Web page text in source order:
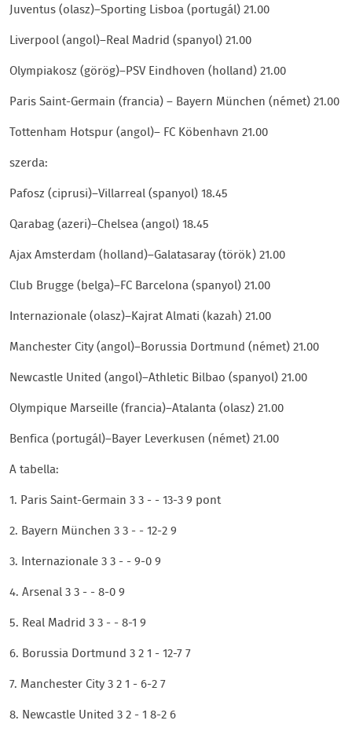
Juventus (olasz)–Sporting Lisboa (portugál) 21.00
Liverpool (angol)–Real Madrid (spanyol) 21.00
Olympiakosz (görög)–PSV Eindhoven (holland) 21.00
Paris Saint-Germain (francia) – Bayern München (német) 21.00
Tottenham Hotspur (angol)– FC Köbenhavn 21.00
szerda:
Pafosz (ciprusi)–Villarreal (spanyol) 18.45
Qarabag (azeri)–Chelsea (angol) 18.45
Ajax Amsterdam (holland)–Galatasaray (török) 21.00
Club Brugge (belga)–FC Barcelona (spanyol) 21.00
Internazionale (olasz)–Kajrat Almati (kazah) 21.00
Manchester City (angol)–Borussia Dortmund (német) 21.00
Newcastle United (angol)–Athletic Bilbao (spanyol) 21.00
Olympique Marseille (francia)–Atalanta (olasz) 21.00
Benfica (portugál)–Bayer Leverkusen (német) 21.00
A tabella:
1. Paris Saint-Germain 3 3 - - 13-3 9 pont
2. Bayern München 3 3 - - 12-2 9
3. Internazionale 3 3 - - 9-0 9
4. Arsenal 3 3 - - 8-0 9
5. Real Madrid 3 3 - - 8-1 9
6. Borussia Dortmund 3 2 1 - 12-7 7
7. Manchester City 3 2 1 - 6-2 7
8. Newcastle United 3 2 - 1 8-2 6